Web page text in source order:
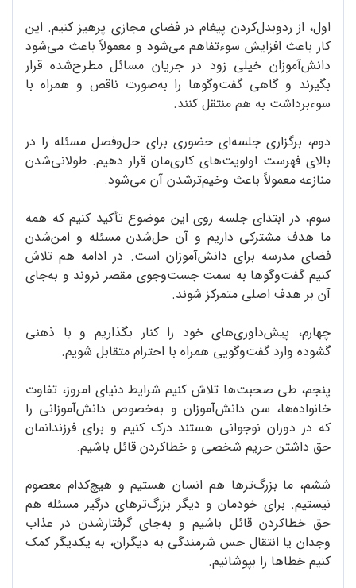
اول، از ردوبدل‌کردن پیغام در فضای مجازی پرهیز کنیم. این
کار باعث افزایش سوءتفاهم می‌شود و معمولاً باعث می‌شود
دانش‌آموزان خیلی زود در جریان مسائل مطرح‌شده قرار
بگیرند و گاهی گفت‌وگوها را به‌صورت ناقص و همراه با
سوءبرداشت به هم منتقل کنند.
دوم، برگزاری جلسه‌ای حضوری برای حل‌وفصل مسئله را در
بالای فهرست اولویت‌های کاری‌مان قرار دهیم. طولانی‌شدن
منازعه معمولاً باعث وخیم‌ترشدن آن می‌شود.
سوم، در ابتدای جلسه روی این موضوع تأکید کنیم که همه
ما هدف مشترکی داریم و آن حل‌شدن مسئله و امن‌شدن
فضای مدرسه برای دانش‌آموزان است. در ادامه هم تلاش
کنیم گفت‌وگوها به سمت جست‌وجوی مقصر نروند و به‌جای
آن بر هدف اصلی متمرکز شوند.
چهارم، پیش‌داوری‌های خود را کنار بگذاریم و با ذهنی
گشوده وارد گفت‌وگویی همراه با احترام متقابل شویم.
پنجم، طی صحبت‌ها تلاش کنیم شرایط دنیای امروز، تفاوت
خانواده‌ها، سن دانش‌آموزان و به‌خصوص دانش‌آموزانی را
که در دوران نوجوانی هستند درک کنیم و برای فرزندانمان
حق داشتن حریم شخصی و خطاکردن قائل باشیم.
ششم، ما بزرگ‌ترها هم انسان هستیم و هیچ‌کدام معصوم
نیستیم. برای خودمان و دیگر بزرگ‌ترهای درگیر مسئله هم
حق خطاکردن قائل باشیم و به‌جای گرفتارشدن در عذاب
وجدان یا انتقال حس شرمندگی به دیگران، به یکدیگر کمک
کنیم خطاها را بپوشانیم.